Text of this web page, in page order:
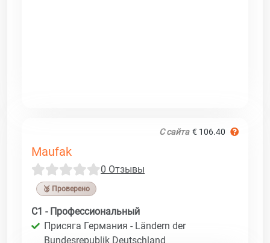
С сайта € 106.40
Maufak
0 Отзывы
🥉 Проверено
C1 - Профессиональный
Присяга Германия - Ländern der
Bundesrepublik Deutschland